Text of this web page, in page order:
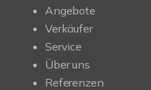
Angebote
Verkäufer
Service
Über uns
Referenzen